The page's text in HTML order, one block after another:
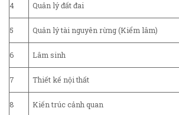
4 Quản lý đất đai
5 Quản lý tài nguyên rừng (Kiểm lâm)
6 Lâm sinh
7 Thiết kế nội thất
8 Kiến trúc cảnh quan